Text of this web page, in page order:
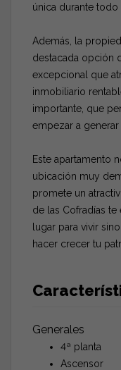
única durante todo
Además, la
destacada opción
excepcional que
inmobiliario
importante, que
empezar a
Este apartamento
ubicación muy
promete un
de las Cofradías
lugar para vivir
hacer crecer tu
Generales
4ª planta
Ascensor